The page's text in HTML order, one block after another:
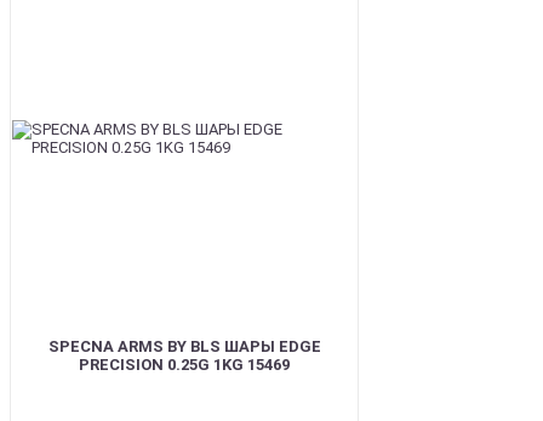
SPECNA ARMS BY BLS ШАРЫ EDGE
PRECISION 0.25G 1KG 15469